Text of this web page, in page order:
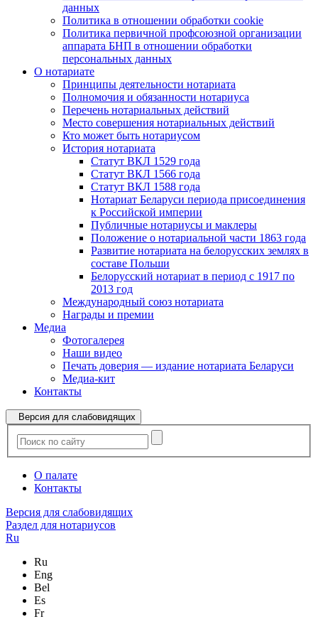
данных
Политика в отношении обработки cookie
Политика первичной профсоюзной организации
аппарата БНП в отношении обработки
персональных данных
О нотариате
Принципы деятельности нотариата
Полномочия и обязанности нотариуса
Перечень нотариальных действий
Место совершения нотариальных действий
Кто может быть нотариусом
История нотариата
Статут ВКЛ 1529 года
Статут ВКЛ 1566 года
Статут ВКЛ 1588 года
Нотариат Беларуси периода присоединения
к Российской империи
Публичные нотариусы и маклеры
Положение о нотариальной части 1863 года
Развитие нотариата на белорусских землях в
составе Польши
Белорусский нотариат в период с 1917 по
2013 год
Международный союз нотариата
Награды и премии
Медиа
Фотогалерея
Наши видео
Печать доверия — издание нотариата Беларуси
Медиа-кит
Контакты
Версия для слабовидящих
О палате
Контакты
Версия для слабовидящих
Раздел для нотариусов
Ru
Ru
Eng
Bel
Es
Fr